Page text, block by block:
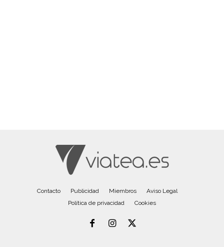
Contacto Publicidad Miembros
Aviso Legal
Política de privacidad
Cookies